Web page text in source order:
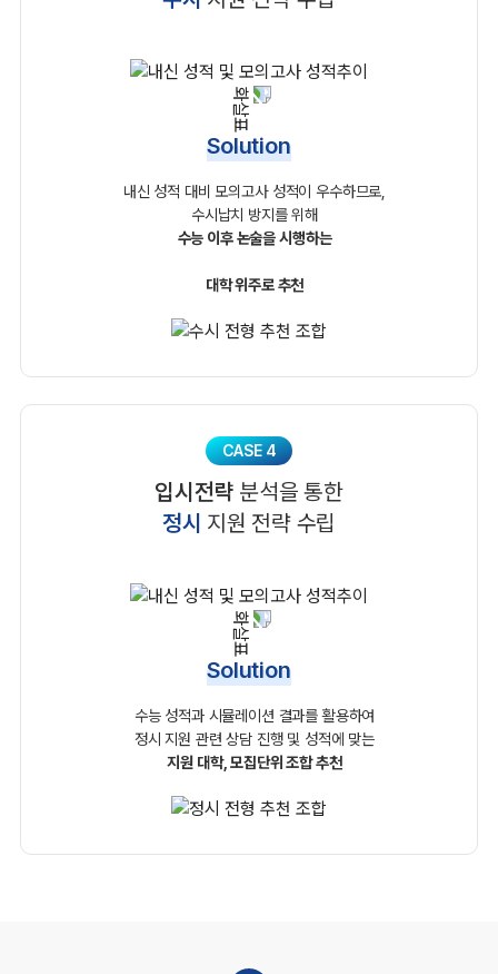
Solution
내신 성적 대비 모의고사 성적이 우수하므로,
수시납치 방지를 위해
수능 이후 논술을 시행하는
대학 위주로 추천
CASE 4
입시전략 분석을 통한
정시 지원 전략 수립
Solution
수능 성적과 시뮬레이션 결과를 활용하여
정시 지원 관련상담 진행 및 성적에 맞는
지원 대학, 모집단위 조합 추천